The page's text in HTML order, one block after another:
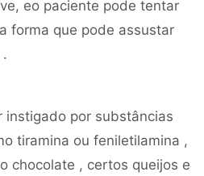
eo paciente pode tentar
forma que pode assustar
instigado por substâncias
tiramina ou feniletilamina ,
chocolate , certos queijos e